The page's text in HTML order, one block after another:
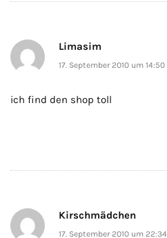
Limasim
17. September 2010 um 14:50
ich find den shop toll
Kirschmädchen
17. September 2010 um